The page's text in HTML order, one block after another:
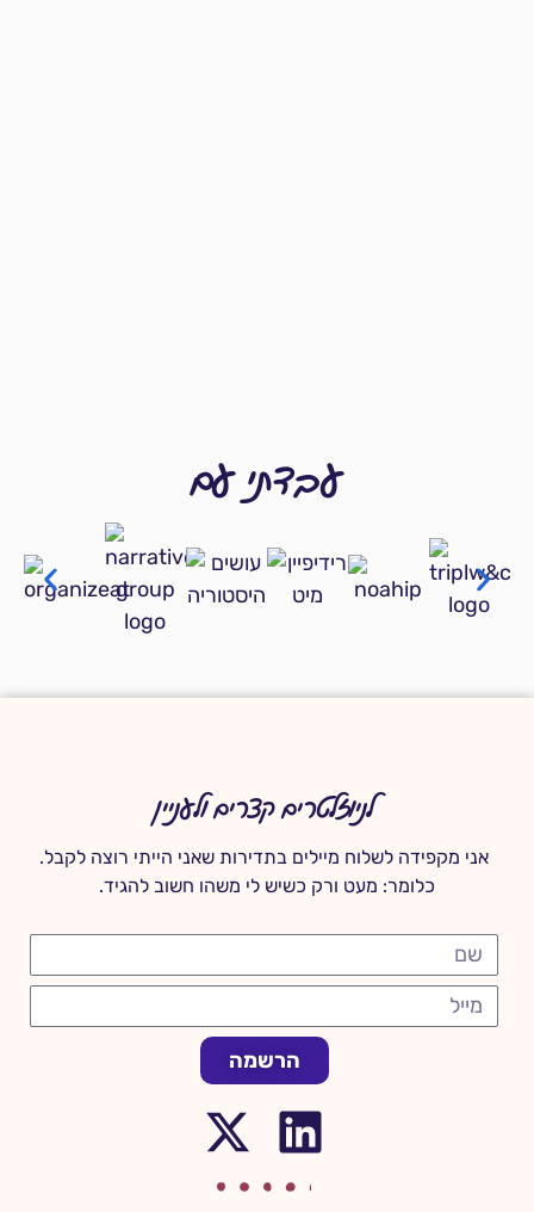
עבדתי עם
לניוזלטרים קצרים ולעניין
אני מקפידה לשלוח מיילים בתדירות שאני הייתי רוצה לקבל.
כלומר: מעט ורק כשיש לי משהו חשוב להגיד.
הרשמה